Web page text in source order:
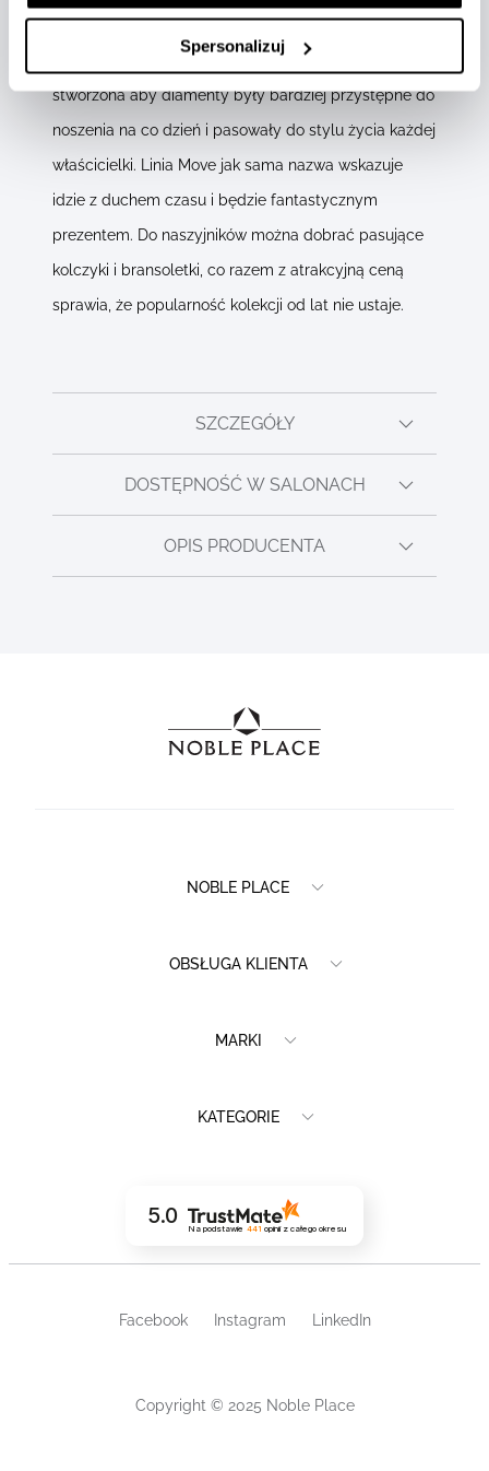
Spersonalizuj
trzech kolorach złota, a w każdym z modeli
znajdziemy kamienie czystości VS. Biżuteria została
stworzona aby diamenty były bardziej przystępne do
noszenia na co dzień i pasowały do stylu życia każdej
właścicielki. Linia Move jak sama nazwa wskazuje
idzie z duchem czasu i będzie fantastycznym
prezentem. Do naszyjników można dobrać pasujące
kolczyki i bransoletki, co razem z atrakcyjną ceną
sprawia, że popularność kolekcji od lat nie ustaje.
SZCZEGÓŁY
DOSTĘPNOŚĆ W SALONACH
OPIS PRODUCENTA
NOBLE PLACE
OBSŁUGA KLIENTA
MARKI
KATEGORIE
5.0
Na podstawie 441 opinii z całego okresu
Copyright © 2025 Noble Place
Facebook Instagram LinkedIn